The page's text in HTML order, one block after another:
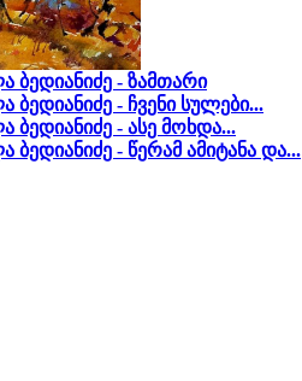
- ზამთარი
- ჩვენი სულები...
- ასე მოხდა...
- წერამ ამიტანა და...